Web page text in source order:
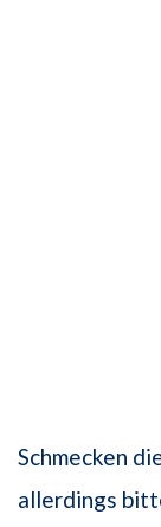
Schmecken
allerdings